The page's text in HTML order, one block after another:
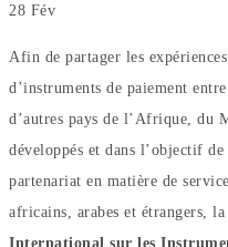
28 Fév
Afin de partager les
d’instruments de paiement
d’autres pays de l’Afrique, du
développés et dans l’objectif
partenariat en matière de
africains, arabes et étrangers,
International sur les